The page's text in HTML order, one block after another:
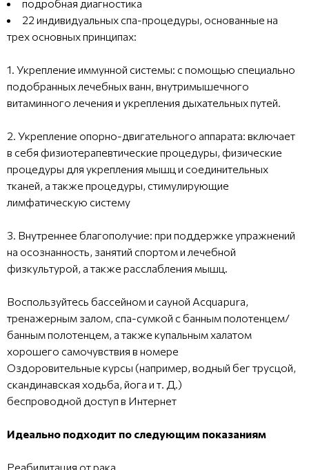
подробная диагностика
22 индивидуальных спа-процедуры, основанные на
трех основных принципах:
1. Укрепление иммунной системы: с помощью специально
подобранных лечебных ванн, внутримышечного
витаминного лечения и укрепления дыхательных путей.
2. Укрепление опорно-двигательного аппарата: включает
в себя физиотерапевтические процедуры, физические
процедуры для укрепления мышц и соединительных
тканей, а также процедуры, стимулирующие
лимфатическую систему
3. Внутреннее благополучие: при поддержке упражнений
на осознанность, занятий спортом и лечебной
физкультурой, а также расслабления мышц.
Воспользуйтесь бассейном и сауной Acquapura,
тренажерным залом, спа-сумкой с банным полотенцем/
банным полотенцем, а также купальным халатом
хорошего самочувствия в номере
Оздоровительные курсы (например, водный бег трусцой,
скандинавская ходьба, йога и т. Д.)
беспроводной доступ в Интернет
Идеально подходит по следующим показаниям
Реабилитация от рака